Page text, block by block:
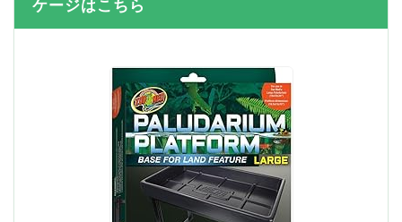
ケージはこちら